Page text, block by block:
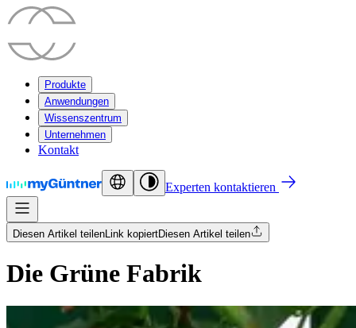
Produkte
Anwendungen
Wissenszentrum
Unternehmen
Kontakt
Experten kontaktieren
Diesen Artikel teilenLink kopiertDiesen Artikel teilen
Die Grüne Fabrik